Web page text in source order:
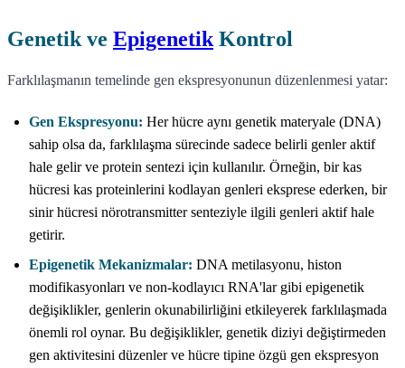
Genetik ve Epigenetik Kontrol
Farklılaşmanın temelinde gen ekspresyonunun düzenlenmesi yatar:
Gen Ekspresyonu: Her hücre aynı genetik materyale (DNA)
sahip olsa da, farklılaşma sürecinde sadece belirli genler aktif
hale gelir ve protein sentezi için kullanılır. Örneğin, bir kas
hücresi kas proteinlerini kodlayan genleri eksprese ederken, bir
sinir hücresi nörotransmitter senteziyle ilgili genleri aktif hale
getirir.
Epigenetik Mekanizmalar: DNA metilasyonu, histon
modifikasyonları ve non-kodlayıcı RNA'lar gibi epigenetik
değişiklikler, genlerin okunabilirliğini etkileyerek farklılaşmada
önemli rol oynar. Bu değişiklikler, genetik diziyi değiştirmeden
gen aktivitesini düzenler ve hücre tipine özgü gen ekspresyon